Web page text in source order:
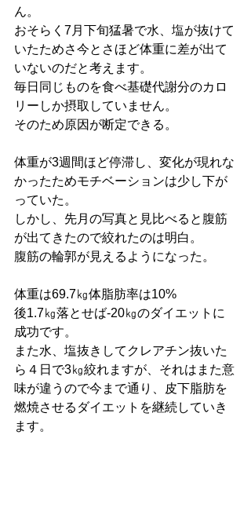
ん。
おそらく7月下旬猛暑で水、塩が抜けて
いたためさ今とさほど体重に差が出て
いないのだと考えます。
毎日同じものを食べ基礎代謝分のカロ
リーしか摂取していません。
そのため原因が断定できる。
体重が3週間ほど停滞し、変化が現れな
かったためモチベーションは少し下が
っていた。
しかし、先月の写真と見比べると腹筋
が出てきたので絞れたのは明白。
腹筋の輪郭が見えるようになった。
体重は69.7㎏体脂肪率は10%
後1.7㎏落とせば‐20㎏のダイエットに
成功です。
また水、塩抜きしてクレアチン抜いた
ら４日で3㎏絞れますが、それはまた意
味が違うので今まで通り、皮下脂肪を
燃焼させるダイエットを継続していき
ます。